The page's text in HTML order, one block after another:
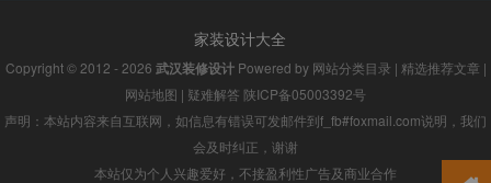
家装设计大全
Copyright © 2012 - 2026 武汉装修设计Powered by 网站分类目录 | 精选推荐文章 |
网站地图 | 疑难解答 陕ICP备05003392号
声明：本站内容来自互联网，如信息有错误可发邮件到f_fb#foxmail.com说明，我们
会及时纠正，谢谢
本站仅为个人兴趣爱好，不接盈利性广告及商业合作